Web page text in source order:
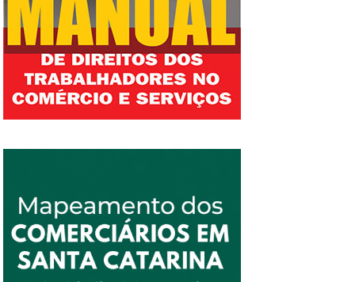
homens e são as primeiras a serem demitidas
em momentos de crise. A maioria...